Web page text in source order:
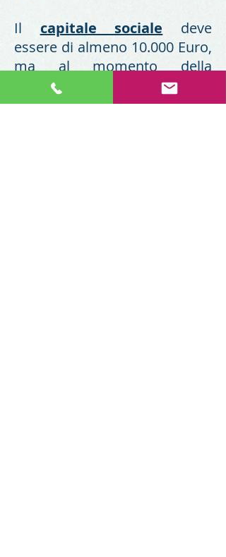
Il capitale sociale deve
essere di almeno 10.000 Euro,
ma al momento della
costituzione possono essere
versati solo 2.500 euro.